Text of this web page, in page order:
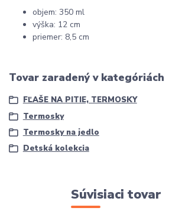
objem: 350 ml
výška: 12 cm
priemer: 8,5 cm
Tovar zaradený v kategóriách
FĽAŠE NA PITIE, TERMOSKY
Termosky
Termosky na jedlo
Detská kolekcia
Súvisiaci tovar